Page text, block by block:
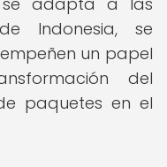
Indonesia, se
un papel
del
paquetes en el